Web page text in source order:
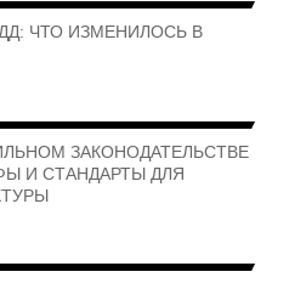
ЧТО ИЗМЕНИЛОСЬ В
ЗАКОНОДАТЕЛЬСТВЕ
И СТАНДАРТЫ ДЛЯ